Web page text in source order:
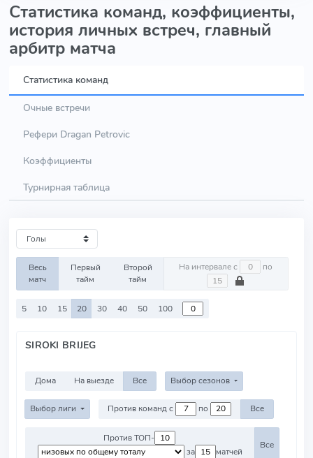
Статистика команд, коэффициенты,
история личных встреч, главный
арбитр матча
Статистика команд
Очные встречи
Рефери Dragan Petrovic
Коэффициенты
Турнирная таблица
Весь
матч
Первый
тайм
Второй
тайм
На интервале с по
5 10 15 20 30 40 50 100
SIROKI BRIJEG
Дома На выезде Все Выбор сезонов
Выбор лиги Против команд с по Все
Против ТОП-
за
матчей
Все